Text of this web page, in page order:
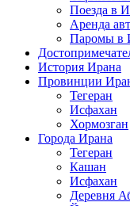
Поезда в
Аренда
Паромы в
История Ирана
Провинции
Тегеран
Исфахан
Хормозган
Города Ирана
Тегеран
Кашан
Исфахан
Деревня